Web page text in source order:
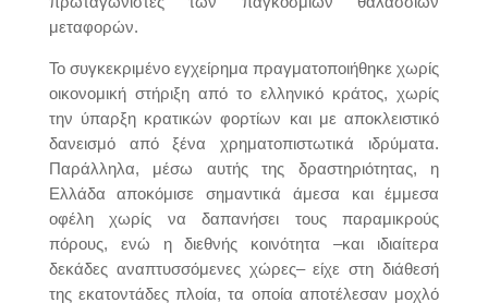
μεταφορών.
Το συγκεκριμένο εγχείρημα πραγματοποιήθηκε χωρίς
οικονομική στήριξη από το ελληνικό κράτος, χωρίς
την ύπαρξη κρατικών φορτίων και με αποκλειστικό
δανεισμό από ξένα χρηματοπιστωτικά ιδρύματα.
Παράλληλα, μέσω αυτής της δραστηριότητας, η
Ελλάδα αποκόμισε σημαντικά άμεσα και έμμεσα
οφέλη χωρίς να δαπανήσει τους παραμικρούς
πόρους, ενώ η διεθνής κοινότητα –και ιδιαίτερα
δεκάδες αναπτυσσόμενες χώρες– είχε στη διάθεσή
της εκατοντάδες πλοία, τα οποία αποτέλεσαν μοχλό